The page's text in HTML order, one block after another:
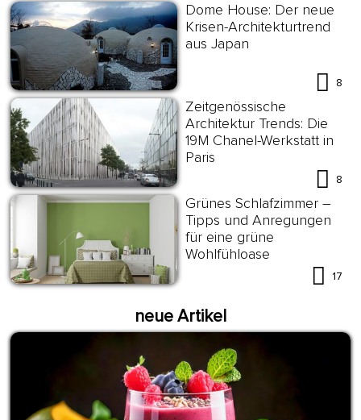
Dome House: Der neue
Krisen-Architekturtrend
aus Japan
8
Zeitgenössische
Architektur Trends: Die
19M Chanel-Werkstatt in
Paris
8
Grünes Schlafzimmer –
Tipps und Anregungen
für eine grüne
Wohlfühloase
17
neue Artikel